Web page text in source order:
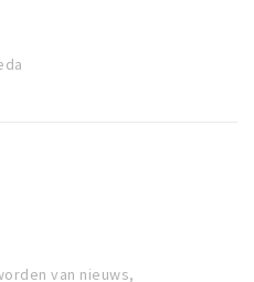
van nieuws,